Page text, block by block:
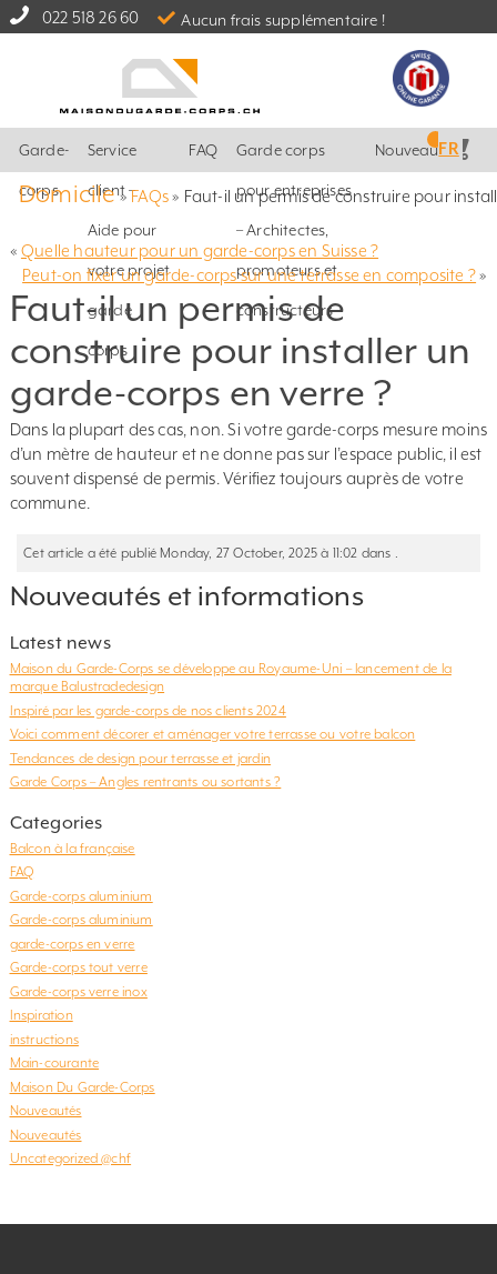
022 518 26 60 Aucun frais supplémentaire !
Garde-
corps
Service
client –
Aide pour
votre projet
garde
corps
FAQ Garde corps
pour entreprises
– Architectes,
promoteurs et
constructeurs
Nouveautés
FR
Domicile»FAQs» Faut-il un permis de construire pour
« Quelle hauteur pour un garde-corps en Suisse ?
Peut-on fixer un garde-corps sur une terrasse en composite ?»
Faut-il un permis de
construire pour installer un
garde-corps en verre ?
Dans la plupart des cas, non. Si votre garde-corps mesure moins
d’un mètre de hauteur et ne donne pas sur l’espace public, il est
souvent dispensé de permis. Vérifiez toujours auprès de votre
commune.
Cet article a été publié Monday, 27 October, 2025 à 11:02 dans .
Nouveautés et informations
Latest news
Maison du Garde-Corps se développe au Royaume-Uni – lancement de la
marque Balustradedesign
Inspiré par les garde-corps de nos clients 2024
Voici comment décorer et aménager votre terrasse ou votre balcon
Tendances de design pour terrasse et jardin
Garde Corps – Angles rentrants ou sortants ?
Categories
Balcon à la française
FAQ
Garde-corps aluminium
Garde-corps aluminium
garde-corps en verre
Garde-corps tout verre
Garde-corps verre inox
Inspiration
instructions
Main-courante
Maison Du Garde-Corps
Nouveautés
Nouveautés
Uncategorized @chf